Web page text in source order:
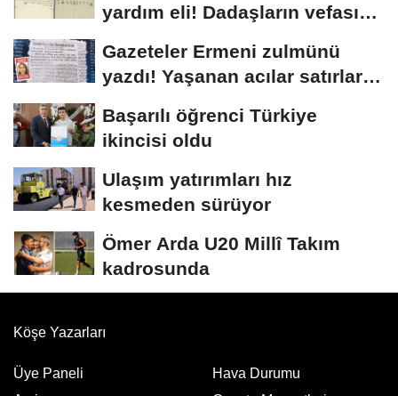
yardım eli! Dadaşların vefası
Gazeteler Ermeni zulmünü
yazdı! Yaşanan acılar satırlara
Başarılı öğrenci Türkiye
ikincisi oldu
Ulaşım yatırımları hız
kesmeden sürüyor
Ömer Arda U20 Millî Takım
kadrosunda
Köşe Yazarları
Üye Paneli
Hava Durumu